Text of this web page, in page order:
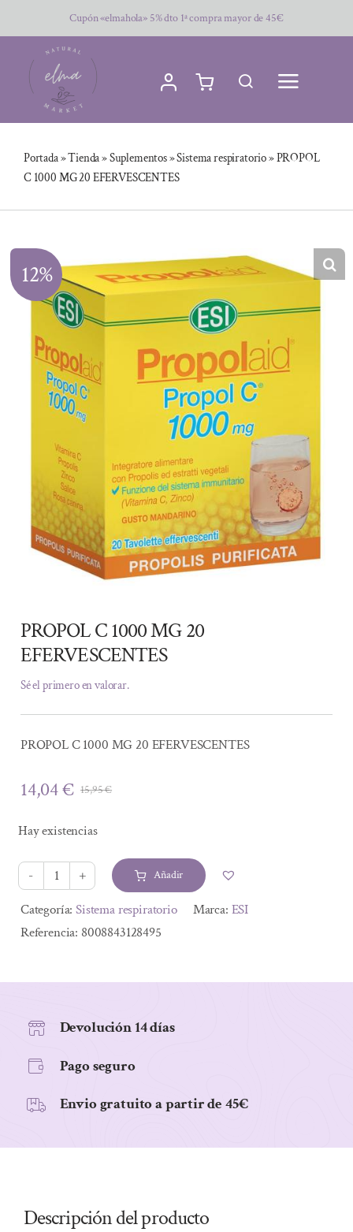
al
contenido
Cupón «elmahola» 5% dto 1ª compra mayor de 45€
Portada»Tienda»Suplementos»Sistema respiratorio»PROPOL
C 1000 MG 20 EFERVESCENTES
12%
PROPOL C 1000 MG 20
EFERVESCENTES
Sé el primero en valorar.
PROPOL C 1000 MG 20 EFERVESCENTES
15,95€El
era:
15,95 €.
14,04€
El
es:
14,04 €.
Hay existencias
PROPOL
C
1000
cantidad
Añadir
Alternative:
Categoría:Sistema respiratorio Marca: ESI
Referencia: 8008843128495
Devolución 14 días
Pago seguro
Envio gratuito a partir de 45€
Descripción del producto